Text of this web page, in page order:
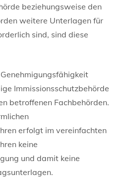
beziehungsweise den
weitere Unterlagen für
sind, sind diese
Immissionsschutzbehörde
betroffenen Fachbehörden.
erfolgt im vereinfachten
keine
und damit keine